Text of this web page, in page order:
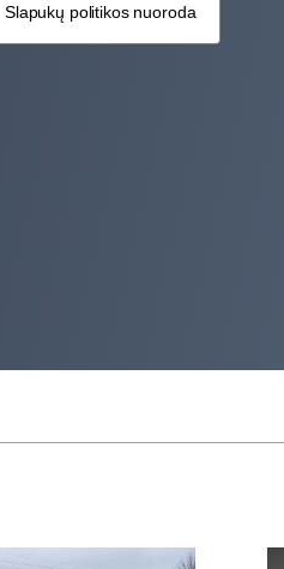
Slapukų politikos nuoroda